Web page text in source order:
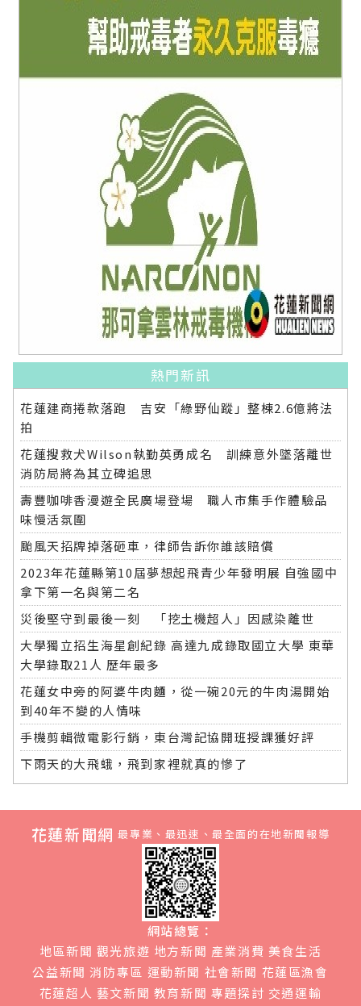
熱門新訊
花蓮建商捲款落跑 吉安「綠野仙蹤」整棟2.6億將法
拍
花蓮搜救犬Wilson執勤英勇成名 訓練意外墜落離世
消防局將為其立碑追思
壽豐咖啡香漫遊全民廣場登場 職人市集手作體驗品
味慢活氛圍
颱風天招牌掉落砸車，律師告訴你誰該賠償
2023年花蓮縣第10屆夢想起飛青少年發明展 自強國中
拿下第一名與第二名
災後堅守到最後一刻 「挖土機超人」因感染離世
大學獨立招生海星創紀錄 高達九成錄取國立大學 東華
大學錄取21人 歷年最多
花蓮女中旁的阿婆牛肉麵，從一碗20元的牛肉湯開始
到40年不變的人情味
手機剪輯微電影行銷，東台灣記協開班授課獲好評
下雨天的大飛蛾，飛到家裡就真的慘了
花蓮新聞網 最專業、最迅速、最全面的在地新聞報導
網站總覽：
地區新聞 觀光旅遊 地方新聞 產業消費 美食生活
公益新聞 消防專區 運動新聞 社會新聞 花蓮區漁會
花蓮超人 藝文新聞 教育新聞 專題探討 交通運輸